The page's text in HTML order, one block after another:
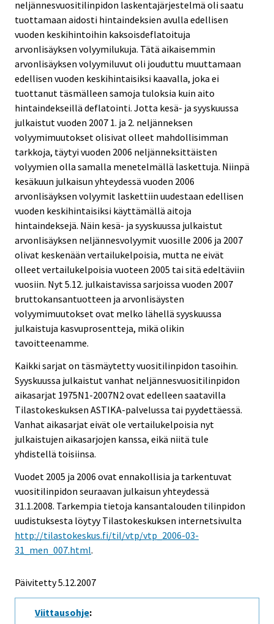
neljännesvuositilinpidon laskentajärjestelmä oli saatu
tuottamaan aidosti hintaindeksien avulla edellisen
vuoden keskihintoihin kaksoisdeflatoituja
arvonlisäyksen volyymilukuja. Tätä aikaisemmin
arvonlisäyksen volyymiluvut oli jouduttu muuttamaan
edellisen vuoden keskihintaisiksi kaavalla, joka ei
tuottanut täsmälleen samoja tuloksia kuin aito
hintaindekseillä deflatointi. Jotta kesä- ja syyskuussa
julkaistut vuoden 2007 1. ja 2. neljänneksen
volyymimuutokset olisivat olleet mahdollisimman
tarkkoja, täytyi vuoden 2006 neljänneksittäisten
volyymien olla samalla menetelmällä laskettuja. Niinpä
kesäkuun julkaisun yhteydessä vuoden 2006
arvonlisäyksen volyymit laskettiin uudestaan edellisen
vuoden keskihintaisiksi käyttämällä aitoja
hintaindeksejä. Näin kesä- ja syyskuussa julkaistut
arvonlisäyksen neljännesvolyymit vuosille 2006 ja 2007
olivat keskenään vertailukelpoisia, mutta ne eivät
olleet vertailukelpoisia vuoteen 2005 tai sitä edeltäviin
vuosiin. Nyt 5.12. julkaistavissa sarjoissa vuoden 2007
bruttokansantuotteen ja arvonlisäysten
volyymimuutokset ovat melko lähellä syyskuussa
julkaistuja kasvuprosentteja, mikä olikin
tavoitteenamme.
Kaikki sarjat on täsmäytetty vuositilinpidon tasoihin.
Syyskuussa julkaistut vanhat neljännesvuositilinpidon
aikasarjat 1975N1-2007N2 ovat edelleen saatavilla
Tilastokeskuksen ASTIKA-palvelussa tai pyydettäessä.
Vanhat aikasarjat eivät ole vertailukelpoisia nyt
julkaistujen aikasarjojen kanssa, eikä niitä tule
yhdistellä toisiinsa.
Vuodet 2005 ja 2006 ovat ennakollisia ja tarkentuvat
vuositilinpidon seuraavan julkaisun yhteydessä
31.1.2008. Tarkempia tietoja kansantalouden tilinpidon
uudistuksesta löytyy Tilastokeskuksen internetsivulta
http://tilastokeskus.fi/til/vtp/vtp_2006-03-
31_men_007.html.
Päivitetty5.12.2007
Viittausohje: